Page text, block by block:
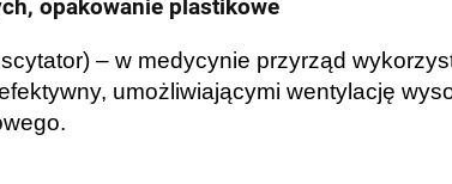
opakowanie plastikowe
– w medycynie przyrząd
umożliwiającymi wentylację